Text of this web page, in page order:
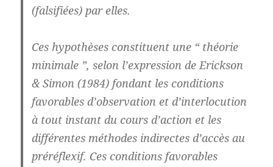
(falsifiées) par elles.
Ces hypothèses constituent une “ théorie
minimale ”, selon l’expression de Erickson
& Simon (1984) fondant les conditions
favorables d’observation et d’interlocution
à tout instant du cours d’action et les
différentes méthodes indirectes d’accès au
préréflexif. Ces conditions favorables